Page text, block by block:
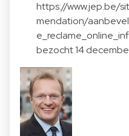
https://www.jep.be/
mendation/
bezocht 14